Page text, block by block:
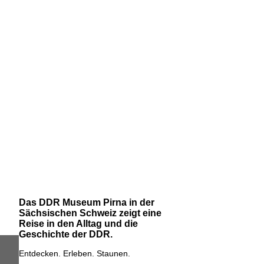
Das DDR Museum Pirna in der
Sächsischen Schweiz zeigt eine
Reise in den Alltag und die
Geschichte der DDR.
Entdecken. Erleben. Staunen.